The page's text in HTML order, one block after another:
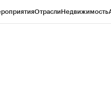
ОтраслиНедвижимость